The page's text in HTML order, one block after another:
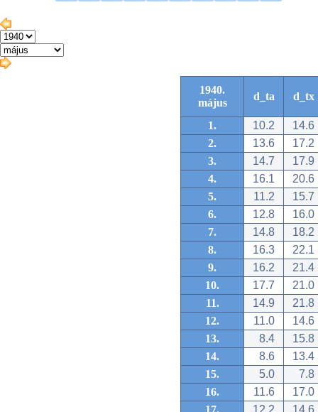
1940.
május
d_ta d_tx
1. 10.2
14.6
2.
13.6
17.2
3.
14.7
17.9
4.
16.1
20.6
5.
11.2
15.7
6.
12.8
16.0
7.
14.8
18.2
8.
16.3
22.1
9.
16.2
21.4
10.
17.7
21.0
11.
14.9
21.8
12.
11.0
14.6
13.
8.4
15.8
14.
8.6
13.4
15.
5.0
7.8
16.
11.6
17.0
17.
12.2
14.6